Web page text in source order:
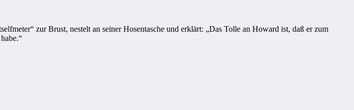
zur Brust, nestelt an seiner Hosentasche und erklärt: „Das Tolle an Howard ist, daß er zum